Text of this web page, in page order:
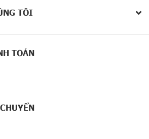
vệ điện thoại khi rơi. Mặt lưng mờ của
bám dấu vân tay, giữ cho thiết bị luôn
sắc rò rỉ, và cũng chính là 2 màu chính
đảm bảo chỉ bạn mới có thể truy cập.
TÔI
TOÁN